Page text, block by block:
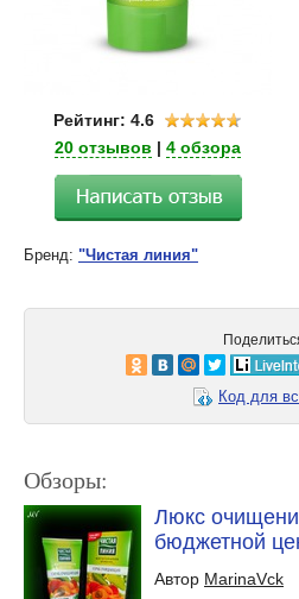
Рейтинг: 4.6
20 отзывов | 4 обзора
Бренд: "Чистая линия"
Код для
Обзоры:
Люкс
бюджетной
Автор MarinaVck